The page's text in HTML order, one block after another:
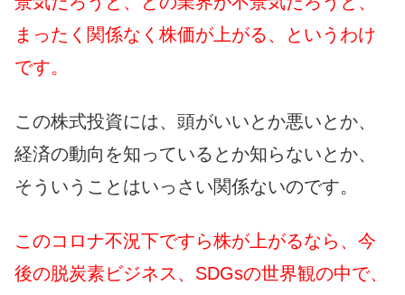
まったく関係なく株価が上がる、というわけ
です。
この株式投資には、頭がいいとか悪いとか、
経済の動向を知っているとか知らないとか、
そういうことはいっさい関係ないのです。
このコロナ不況下ですら株が上がるなら、今
後の脱炭素ビジネス、SDGsの世界観の中で、